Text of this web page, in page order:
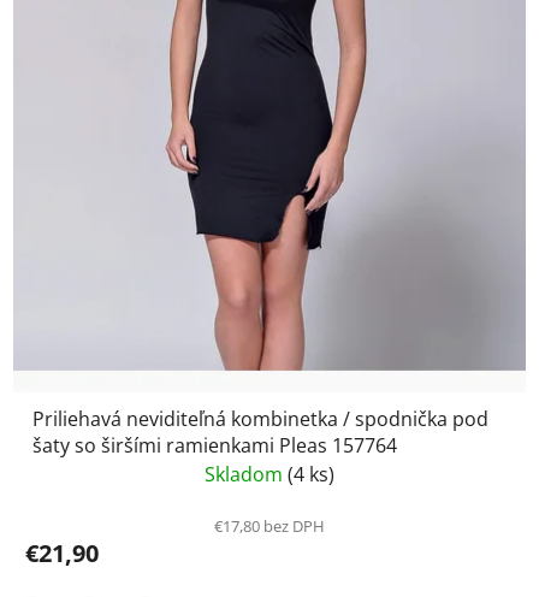
Priliehavá neviditeľná kombinetka / spodnička pod
šaty so širšími ramienkami Pleas 157764
Skladom (4 ks)
€17,80 bez DPH
€21,90